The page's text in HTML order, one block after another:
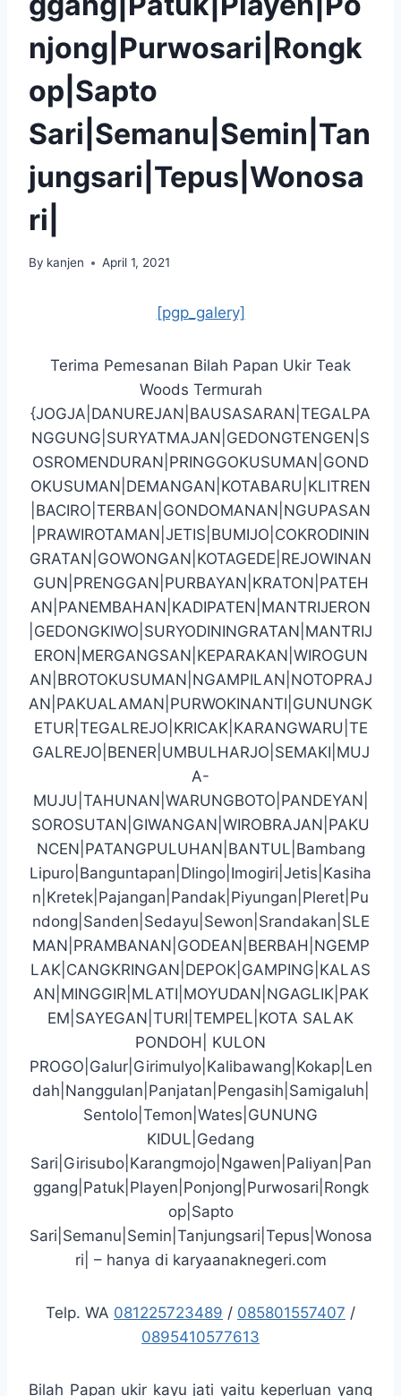
njong|Purwosari|Rongk
op|Sapto
Sari|Semanu|Semin|Tan
jungsari|Tepus|Wonosa
ri|
By kanjen April 1, 2021
[pgp_galery]
Terima Pemesanan Bilah Papan Ukir Teak
Woods Termurah
{JOGJA|DANUREJAN|BAUSASARAN|TEGALPA
NGGUNG|SURYATMAJAN|GEDONGTENGEN|S
OSROMENDURAN|PRINGGOKUSUMAN|GOND
OKUSUMAN|DEMANGAN|KOTABARU|KLITREN
|BACIRO|TERBAN|GONDOMANAN|NGUPASAN
|PRAWIROTAMAN|JETIS|BUMIJO|COKRODININ
GRATAN|GOWONGAN|KOTAGEDE|REJOWINAN
GUN|PRENGGAN|PURBAYAN|KRATON|PATEH
AN|PANEMBAHAN|KADIPATEN|MANTRIJERON
|GEDONGKIWO|SURYODININGRATAN|MANTRIJ
ERON|MERGANGSAN|KEPARAKAN|WIROGUN
AN|BROTOKUSUMAN|NGAMPILAN|NOTOPRAJ
AN|PAKUALAMAN|PURWOKINANTI|GUNUNGK
ETUR|TEGALREJO|KRICAK|KARANGWARU|TE
GALREJO|BENER|UMBULHARJO|SEMAKI|MUJ
A-
MUJU|TAHUNAN|WARUNGBOTO|PANDEYAN|
SOROSUTAN|GIWANGAN|WIROBRAJAN|PAKU
NCEN|PATANGPULUHAN|BANTUL|Bambang
Lipuro|Banguntapan|Dlingo|Imogiri|Jetis|Kasiha
n|Kretek|Pajangan|Pandak|Piyungan|Pleret|Pu
ndong|Sanden|Sedayu|Sewon|Srandakan|SLE
MAN|PRAMBANAN|GODEAN|BERBAH|NGEMP
LAK|CANGKRINGAN|DEPOK|GAMPING|KALAS
AN|MINGGIR|MLATI|MOYUDAN|NGAGLIK|PAK
EM|SAYEGAN|TURI|TEMPEL|KOTA SALAK
PONDOH| KULON
PROGO|Galur|Girimulyo|Kalibawang|Kokap|Len
dah|Nanggulan|Panjatan|Pengasih|Samigaluh|
Sentolo|Temon|Wates|GUNUNG
KIDUL|Gedang
Sari|Girisubo|Karangmojo|Ngawen|Paliyan|Pan
ggang|Patuk|Playen|Ponjong|Purwosari|Rongk
op|Sapto
Sari|Semanu|Semin|Tanjungsari|Tepus|Wonosa
ri| – hanya di karyaanaknegeri.com
Telp. WA 081225723489 / 085801557407 /
0895410577613
Bilah Papan ukir kayu jati yaitu keperluan yang